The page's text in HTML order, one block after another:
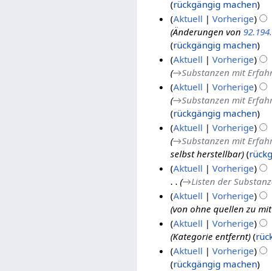
i
t
u
n
g
s
z
u
s
a
m
m
e
n
f
a
s
s
u
n
rückgängig machen
ä
2
5
Aktuell Vorherige
Änderungen von
rückgängig machen
Aktuell
Vorherige
→Substanzen mit
Aktuell
Vorherige
→Substanzen mit
rückgängig machen
u
u
Aktuell Vorherige
→Substanzen mit
selbst herstellbar
5
A
g
Aktuell Vorherige
→Listen der
1
A
Aktuell Vorherige
von ohne quellen zu
Aktuell Vorherige
Kategorie entfernt
Aktuell Vorherige
rückgängig machen